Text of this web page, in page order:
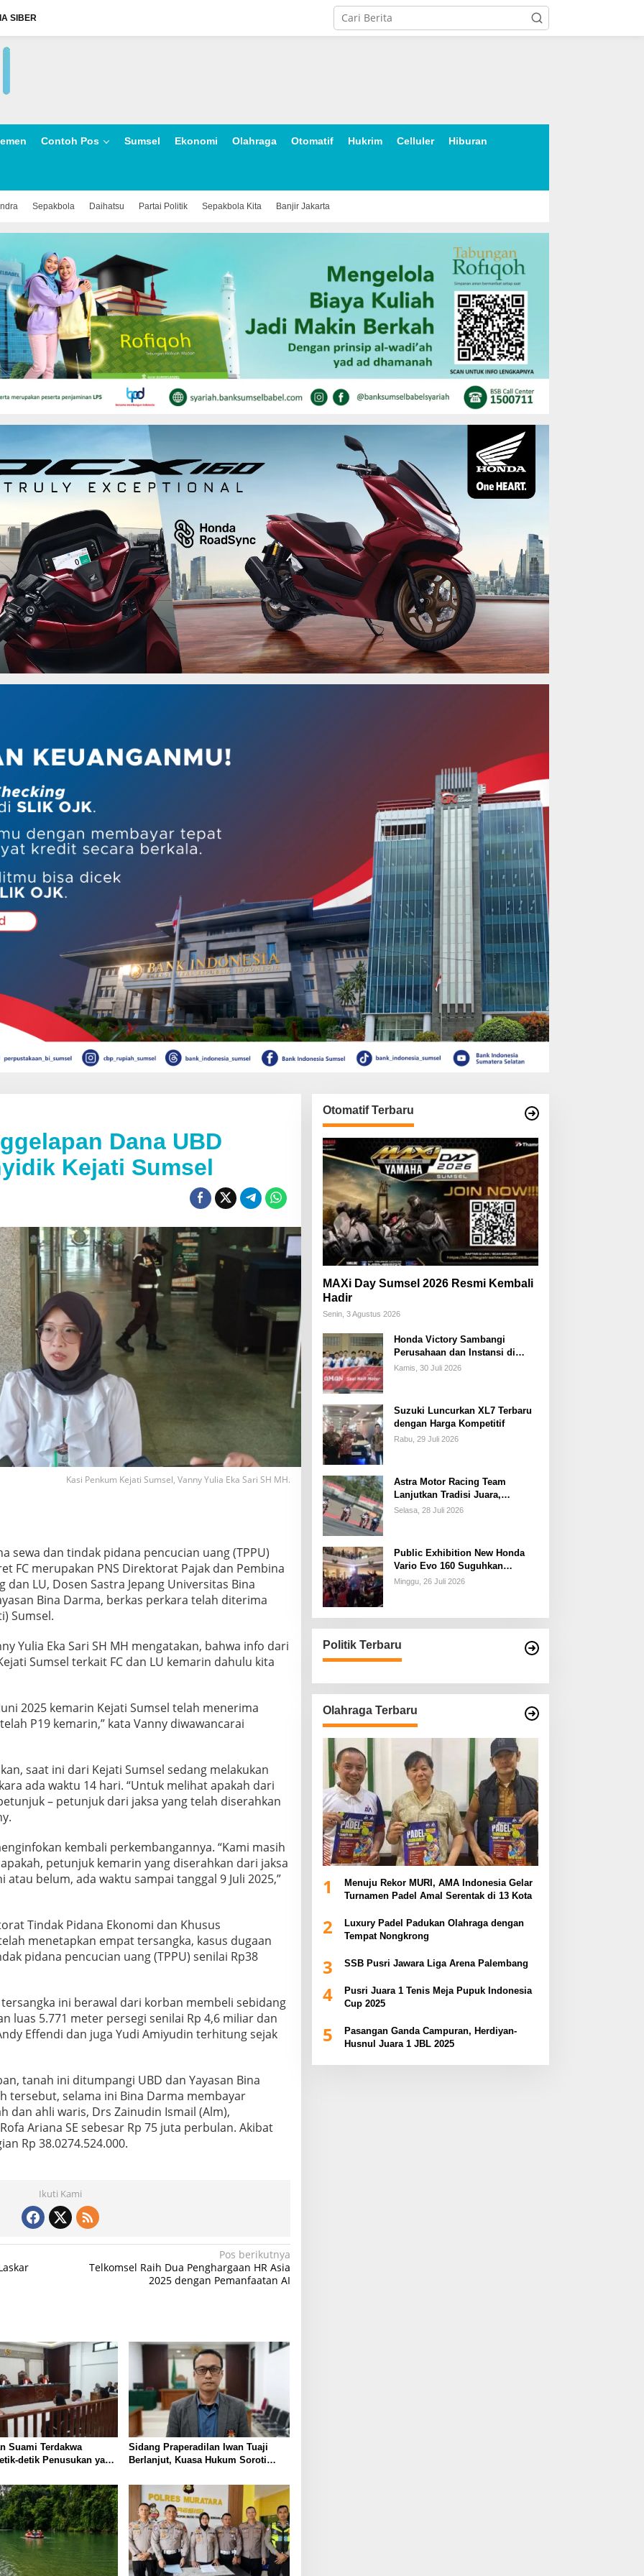
SIBER
Contoh Pos Sumsel Ekonomi Olahraga Otomatif Hukrim Celluler Hiburan
Sepakbola Daihatsu Partai Politik Sepakbola Kita Banjir Jakarta
Dana UBD
Kejati Sumsel
Kasi Penkum Kejati Sumsel, Vanny Yulia Eka Sari SH MH.
sewa dan tindak pidana pencucian uang (TPPU)
FC merupakan PNS Direktorat Pajak dan Pembina
dan LU, Dosen Sastra Jepang Universitas Bina
Bina Darma, berkas perkara telah diterima
Sumsel.
Yulia Eka Sari SH MH mengatakan, bahwa info dari
Sumsel terkait FC dan LU kemarin dahulu kita
2025 kemarin Kejati Sumsel telah menerima
P19 kemarin,” kata Vanny diwawancarai
saat ini dari Kejati Sumsel sedang melakukan
ada waktu 14 hari. “Untuk melihat apakah dari
– petunjuk dari jaksa yang telah diserahkan
kembali perkembangannya. “Kami masih
petunjuk kemarin yang diserahkan dari jaksa
belum, ada waktu sampai tanggal 9 Juli 2025,”
Tindak Pidana Ekonomi dan Khusus
menetapkan empat tersangka, kasus dugaan
pidana pencucian uang (TPPU) senilai Rp38
ini berawal dari korban membeli sebidang
luas 5.771 meter persegi senilai Rp 4,6 miliar dan
Effendi dan juga Yudi Amiyudin terhitung sejak
tanah ini ditumpangi UBD dan Yayasan Bina
tersebut, selama ini Bina Darma membayar
dan ahli waris, Drs Zainudin Ismail (Alm),
Ariana SE sebesar Rp 75 juta perbulan. Akibat
Rp 38.0274.524.000.
Ikuti Kami
Pos berikutnya
Telkomsel Raih Dua Penghargaan HR Asia
2025 dengan Pemanfaatan AI
Suami Terdakwa
detik Penusukan yang
Sidang Praperadilan Iwan Tuaji
Berlanjut, Kuasa Hukum Soroti
Penggeledahan
Otomatif Terbaru
MAXi Day Sumsel 2026 Resmi Kembali
Hadir
Senin, 3 Agustus 2026
Honda Victory Sambangi
Perusahaan dan Instansi di
Sumsel
Kamis, 30 Juli 2026
Suzuki Luncurkan XL7 Terbaru
dengan Harga Kompetitif
Rabu, 29 Juli 2026
Astra Motor Racing Team
Lanjutkan Tradisi Juara,
Kumpulkan 7 Podium di
Selasa, 28 Juli 2026
Public Exhibition New Honda
Vario Evo 160 Suguhkan
Beragam Hiburan dan Inspirasi
Minggu, 26 Juli 2026
Politik Terbaru
Olahraga Terbaru
1
Menuju Rekor MURI, AMA Indonesia Gelar
Turnamen Padel Amal Serentak di 13 Kota
2
Luxury Padel Padukan Olahraga dengan
Tempat Nongkrong
3 SSB Pusri Jawara Liga Arena Palembang
4
Pusri Juara 1 Tenis Meja Pupuk Indonesia
Cup 2025
5
Pasangan Ganda Campuran, Herdiyan-
Husnul Juara 1 JBL 2025